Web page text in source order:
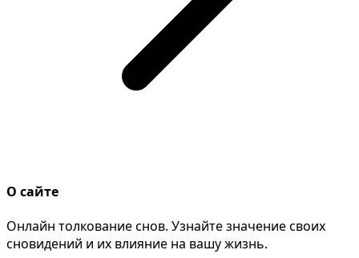
О сайте
Онлайн толкование снов. Узнайте значение своих
сновидений и их влияние на вашу жизнь.